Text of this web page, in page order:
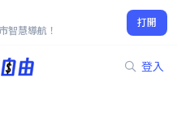
智慧導航！
打開
登入